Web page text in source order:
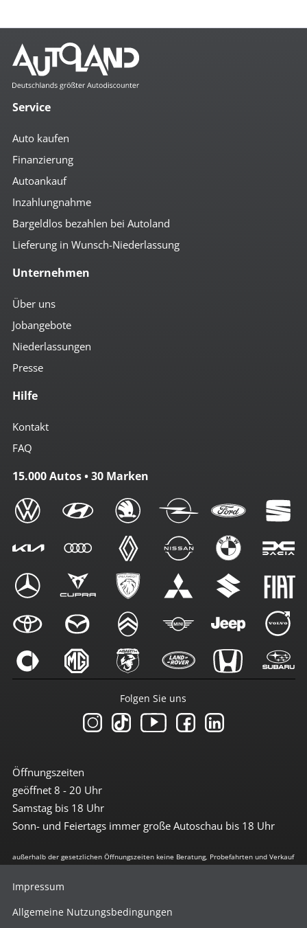
Service
Auto kaufen
Finanzierung
Autoankauf
Inzahlungnahme
Bargeldlos bezahlen bei Autoland
Lieferung in Wunsch-Niederlassung
Unternehmen
Über uns
Jobangebote
Niederlassungen
Presse
Hilfe
Kontakt
FAQ
15.000 Autos • 30 Marken
Öffnungszeiten
geöffnet 8 - 20 Uhr
Samstag bis 18 Uhr
Sonn- und Feiertags immer große Autoschau bis 18 Uhr
Folgen Sie uns
außerhalb der gesetzlichen Öffnungszeiten keine Beratung, Probefahrten und Verkauf
Impressum
Allgemeine Nutzungsbedingungen